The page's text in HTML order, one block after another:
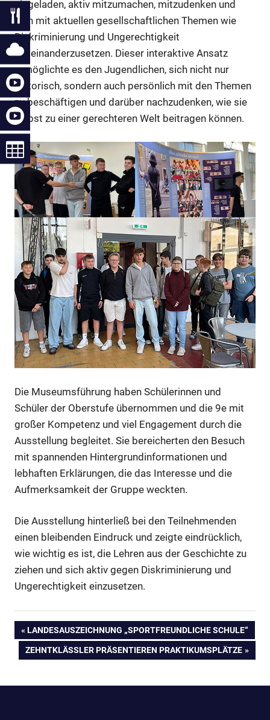
eingeladen, aktiv mitzumachen, mitzudenken und
sich mit aktuellen gesellschaftlichen Themen wie
Diskriminierung und Ungerechtigkeit
auseinanderzusetzen. Dieser interaktive Ansatz
ermöglichte es den Jugendlichen, sich nicht nur
historisch, sondern auch persönlich mit den Themen
zu beschäftigen und darüber nachzudenken, wie sie
selbst zu einer gerechteren Welt beitragen können.
Die Museumsführung haben Schülerinnen und
Schüler der Oberstufe übernommen und die 9e mit
großer Kompetenz und viel Engagement durch die
Ausstellung begleitet. Sie bereicherten den Besuch
mit spannenden Hintergrundinformationen und
lebhaften Erklärungen, die das Interesse und die
Aufmerksamkeit der Gruppe weckten.
Die Ausstellung hinterließ bei den Teilnehmenden
einen bleibenden Eindruck und zeigte eindrücklich,
wie wichtig es ist, die Lehren aus der Geschichte zu
ziehen und sich aktiv gegen Diskriminierung und
Ungerechtigkeit einzusetzen.
Beitragsnavigation
VORHERIGER
BEITRAG:
LANDESAUSZEICHNUNG „SPORTFREUNDLICHE SCHULE“
NÄCHSTER
BEITRAG:
ZEHNTKLÄSSLER PRÄSENTIEREN PRAKTIKUMSPLÄTZE